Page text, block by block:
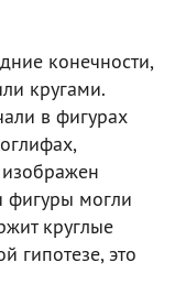
конечности,
кругами.
в фигурах
фигуры могли
круглые
гипотезе, это